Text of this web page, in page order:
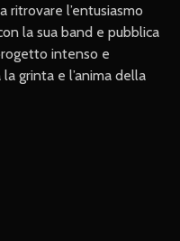
ritrovare l’entusiasmo
la sua band e pubblica
intenso e
grinta e l’anima della